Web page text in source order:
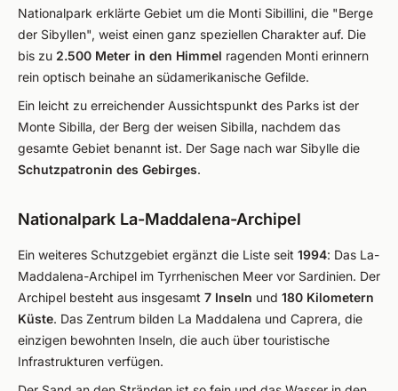
Nationalpark erklärte Gebiet um die Monti Sibillini, die "Berge
der Sibyllen", weist einen ganz speziellen Charakter auf. Die
bis zu 2.500 Meter in den Himmel ragenden Monti erinnern
rein optisch beinahe an südamerikanische Gefilde.
Ein leicht zu erreichender Aussichtspunkt des Parks ist der
Monte Sibilla, der Berg der weisen Sibilla, nachdem das
gesamte Gebiet benannt ist. Der Sage nach war Sibylle die
Schutzpatronin des Gebirges.
Nationalpark La-Maddalena-Archipel
Ein weiteres Schutzgebiet ergänzt die Liste seit 1994: Das La-
Maddalena-Archipel im Tyrrhenischen Meer vor Sardinien. Der
Archipel besteht aus insgesamt 7 Inseln und 180 Kilometern
Küste. Das Zentrum bilden La Maddalena und Caprera, die
einzigen bewohnten Inseln, die auch über touristische
Infrastrukturen verfügen.